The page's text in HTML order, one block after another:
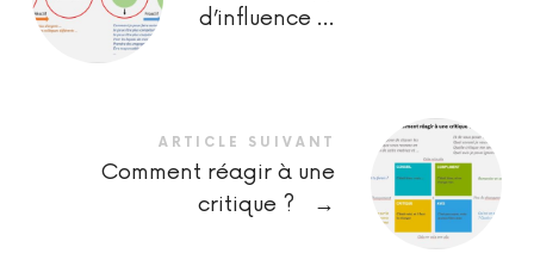
d’influence …
ARTICLE SUIVANT
Comment réagir à une
critique ?
→